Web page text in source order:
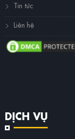
Tin tức
Liên hệ
DỊCH VỤ